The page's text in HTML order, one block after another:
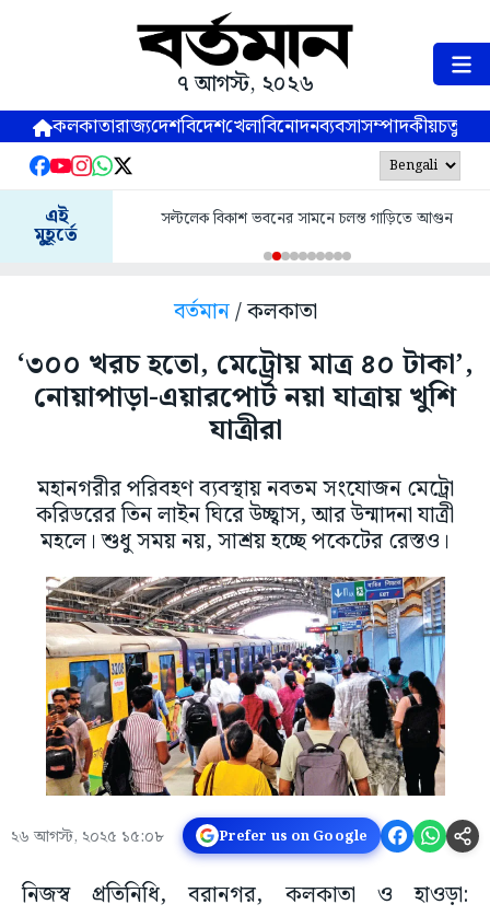
৭ আগস্ট, ২০২৬
কলকাতারাজ্যদেশবিদেশখেলাবিনোদনব্যবসাসম্পাদকীয়
এই
মুহূর্তে
সল্টলেক বিকাশ ভবনের সামনে চলন্ত গাড়িতে আগুন
বর্তমান/ কলকাতা
‘৩০০ খরচ হতো, মেট্রোয় মাত্র ৪০ টাকা’,
নোয়াপাড়া-এয়ারপোর্ট নয়া যাত্রায় খুশি
যাত্রীরা
মহানগরীর পরিবহণ ব্যবস্থায় নবতম সংযোজন মেট্রো
করিডরের তিন লাইন ঘিরে উচ্ছ্বাস, আর উন্মাদনা যাত্রী
মহলে। শুধু সময় নয়, সাশ্রয় হচ্ছে পকেটের রেস্তও।
২৬ আগস্ট, ২০২৫ ১৫:০৮ Prefer us on Google
নিজস্ব প্রতিনিধি, বরানগর, কলকাতা ও হাওড়া: